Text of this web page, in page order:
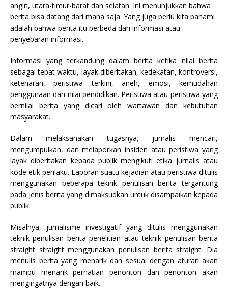
angin, utara-timur-barat dan selatan. Ini menunjukkan bahwa
berita bisa datang dari mana saja. Yang juga perlu kita pahami
adalah bahwa berita itu berbeda dari informasi atau
penyebaran informasi.
Informasi yang terkandung dalam berita ketika nilai berita
sebagai tepat waktu, layak diberitakan, kedekatan, kontroversi,
ketenaran, peristiwa terkini, aneh, emosi, kemudahan
penggunaan dan nilai pendidikan. Peristiwa atau peristiwa yang
bernilai berita yang dicari oleh wartawan dan kebutuhan
masyarakat.
Dalam melaksanakan tugasnya, jurnalis mencari,
mengumpulkan, dan melaporkan insiden atau peristiwa yang
layak diberitakan kepada publik mengikuti etika jurnalis atau
kode etik perilaku. Laporan suatu kejadian atau peristiwa ditulis
menggunakan beberapa teknik penulisan berita tergantung
pada jenis berita yang dimaksudkan untuk disampaikan kepada
publik.
Misalnya, jurnalisme investigatif yang ditulis menggunakan
teknik penulisan berita penelitian atau teknik penulisan berita
straight straight menggunakan penulisan berita straight. Dia
menulis berita yang menarik dan sesuai dengan aturan akan
mampu menarik perhatian penonton dan penonton akan
mengingatnya dengan baik.